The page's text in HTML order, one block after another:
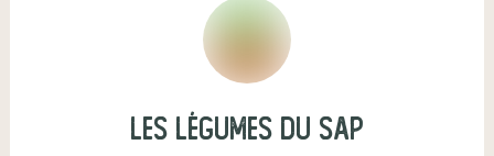
Les Légumes du Sap